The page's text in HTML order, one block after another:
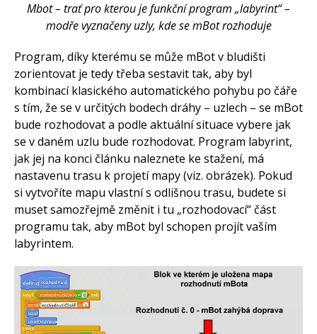
Mbot – trať pro kterou je funkční program „labyrint“ –
modře vyznačeny uzly, kde se mBot rozhoduje
Program, díky kterému se může mBot v bludišti
zorientovat je tedy třeba sestavit tak, aby byl
kombinací klasického automatického pohybu po čáře
s tím, že se v určitých bodech dráhy – uzlech – se mBot
bude rozhodovat a podle aktuální situace vybere jak
se v daném uzlu bude rozhodovat. Program labyrint,
jak jej na konci článku naleznete ke stažení, má
nastavenu trasu k projetí mapy (viz. obrázek). Pokud
si vytvoříte mapu vlastní s odlišnou trasu, budete si
muset samozřejmě změnit i tu „rozhodovací“ část
programu tak, aby mBot byl schopen projít vaším
labyrintem.